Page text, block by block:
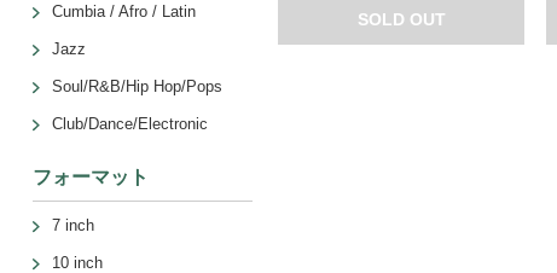
SOLD OUT
Cumbia / Afro / Latin
Jazz
Soul/R&B/Hip Hop/Pops
Club/Dance/Electronic
フォーマット
7 inch
10 inch